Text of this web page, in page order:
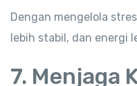
Dengan mengelola
lebih stabil, dan energi
7. Menjaga